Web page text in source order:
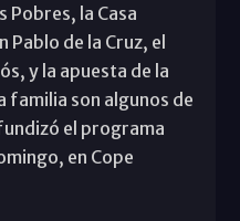
Pobres, la Casa
Pablo de la Cruz, el
y la apuesta de la
familia son algunos de
el programa
en Cope